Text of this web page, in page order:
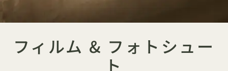
フィルム & フォトシュー
ト